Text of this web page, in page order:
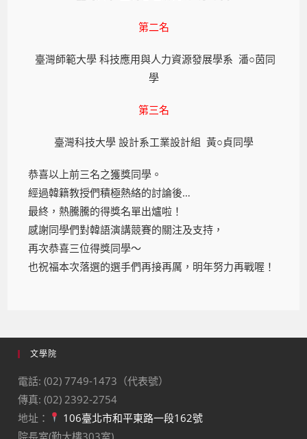
第二名
臺灣師範大學 科技應用與人力資源發展學系 潘○茵同
學
第三名
臺灣科技大學 設計系工業設計組 黃○貞同學
恭喜以上前三名之獲獎同學。
經過韓籍教授們積極熱絡的討論後…
最終，熱騰騰的得獎名單出爐啦！
感謝同學們對韓語演講競賽的關注及支持，
再次恭喜三位得獎同學～
也祝福本次落選的選手們再接再厲，明年努力再戰喔！
文學院
電話: (02) 7749-1473（代表號）
傳真: (02) 2392-2754
地址：
106臺北市和平東路一段162號
院長室(勤大樓303室)